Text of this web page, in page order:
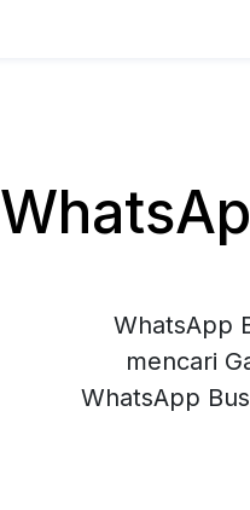
WhatsApp
mencari
WhatsApp